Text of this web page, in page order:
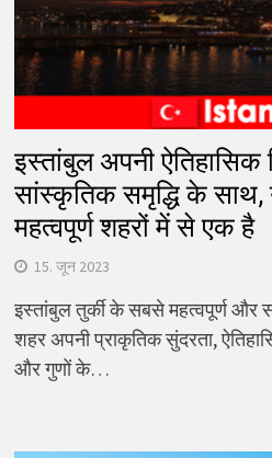
इस्तांबुल अपनी
सांस्कृतिक समृद्धि के
महत्वपूर्ण शहरों में से एक है
15. जून 2023
इस्तांबुल तुर्की के सबसे महत्वपूर्ण
शहर अपनी प्राकृतिक सुंदरता,
और गुणों के…